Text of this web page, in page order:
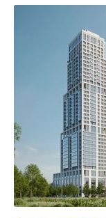
поселки
акции
Макс